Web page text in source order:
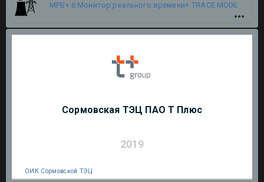
МРВ+ 6.Монитор реального времени+ TRACE MODE
Сормовская ТЭЦ ПАО Т Плюс
2019
ОИК Сормовской ТЭЦ